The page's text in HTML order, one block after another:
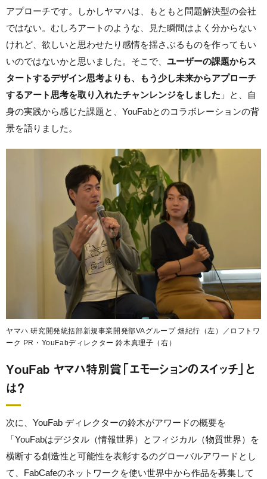
アプローチです。しかしヤマハは、もともと問題解決型の会社
ではない。むしろアートのような、見た瞬間はよく分からない
けれど、欲しいと思わせたり感情を揺さぶるものを作ってもい
いのではないかと思いました。そこで、 ユーザーの課題からス
タートするデザイン思考よりも、もう少し未来からアプローチ
するアート思考を取り入れたチャンレンジをしました 」と、自
身の実践から感じた課題と、YouFabとのコラボレーションの背
景を語りました。
ヤマハ 研究開発統括部新規事業開発部VAグループ 畑紀行（左）／ロフトワ
ーク PR・YouFabディレクター 鈴木真理子（右）
YouFab ヤマハ特別賞「エモーションのスイッチ」と
は？
次に、YouFab ディレクターの鈴木がアワードの概要を
「YouFabはデジタル（情報世界）とフィジカル（物質世界）を
横断する創造性と可能性を表彰するのグローバルアワードとし
て、FabCafeのネットワークを使い世界中から作品を募集して